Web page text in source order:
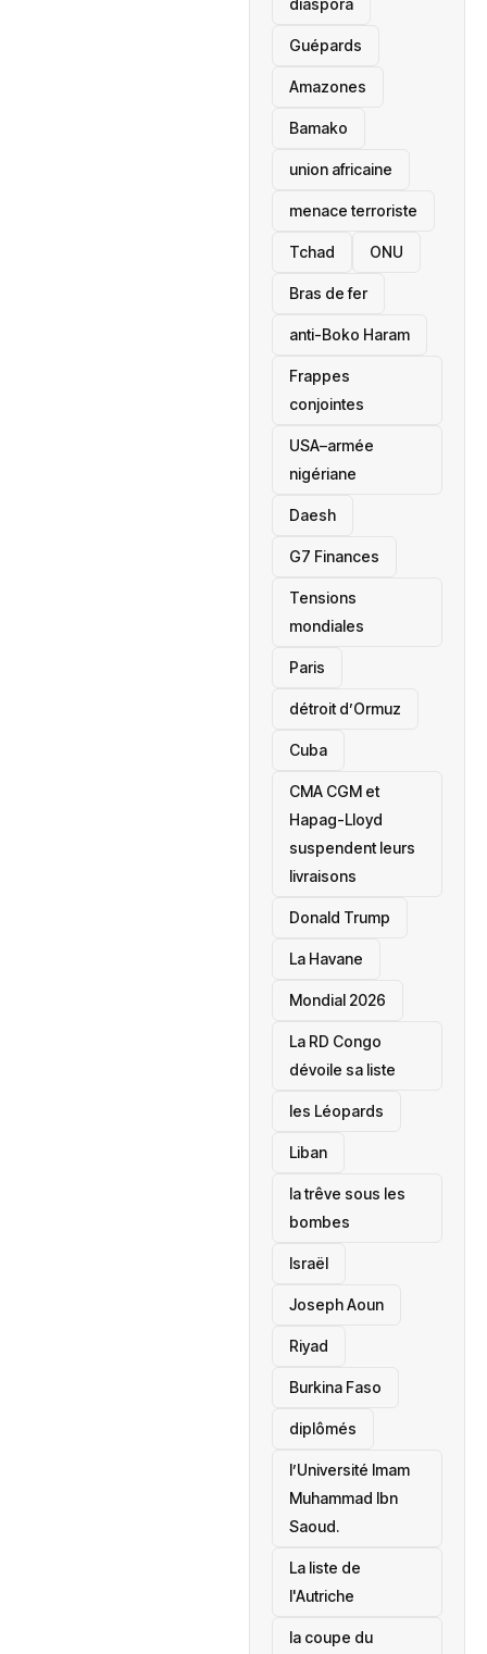
Guépards
Amazones
Bamako
union africaine
menace terroriste
‎Tchad ONU
Bras de fer
anti-Boko Haram
Frappes
conjointes
USA–armée
nigériane
Daesh
‎G7 Finances
Tensions
mondiales
Paris
détroit d’Ormuz
‎Cuba
CMA CGM et
Hapag-Lloyd
suspendent leurs
livraisons
Donald Trump
La Havane
Mondial 2026
La RD Congo
dévoile sa liste
les Léopards
‎Liban
la trêve sous les
bombes
Israël
Joseph Aoun
Riyad
Burkina Faso
diplômés
l’Université Imam
Muhammad Ibn
Saoud.
‎La liste de
l'Autriche
la coupe du